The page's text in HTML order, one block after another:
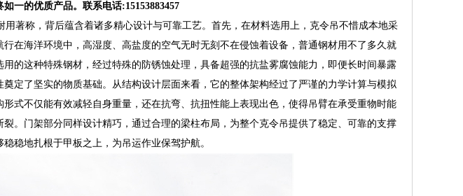
一的优质产品。联系电话:15153883457
用著称，背后蕴含着诸多精心设计与可靠工艺。首先，在材料选用上，克令吊不惜成本地采
在海洋环境中，高湿度、高盐度的空气无时无刻不在侵蚀着设备，普通钢材用不了多久就
的这种特殊钢材，经过特殊的防锈蚀处理，具备超强的抗盐雾腐蚀能力，即便长时间暴露
定了坚实的物质基础。从结构设计层面来看，它的整体架构经过了严谨的力学计算与模拟
式不仅能有效减轻自身重量，还在抗弯、抗扭性能上表现出色，使得吊臂在承受重物时能
。门架部分同样设计精巧，通过合理的梁柱布局，为整个克令吊提供了稳定、可靠的支撑
稳地扎根于甲板之上，为吊运作业保驾护航。